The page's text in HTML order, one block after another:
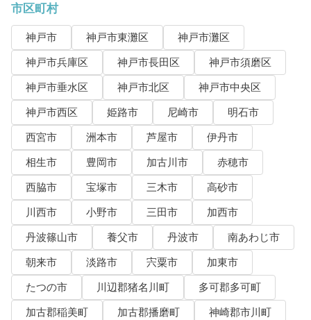
市区町村
神戸市 神戸市東灘区
神戸市灘区
神戸市兵庫区
神戸市長田区
神戸市須磨区
神戸市垂水区
神戸市北区
神戸市中央区
神戸市西区
姫路市 尼崎市
明石市
西宮市
洲本市 芦屋市
伊丹市
相生市
豊岡市 加古川市
赤穂市
西脇市
宝塚市 三木市
高砂市
川西市
小野市 三田市
加西市
丹波篠山市
養父市 丹波市
南あわじ市
朝来市
淡路市 宍粟市
加東市
たつの市
川辺郡猪名川町
多可郡多可町
加古郡稲美町
加古郡播磨町
神崎郡市川町